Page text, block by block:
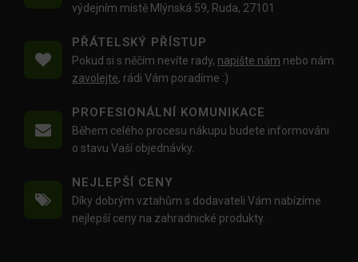
výdejním místě Mlýnská 59, Ruda, 27101
PŘÁTELSKÝ PŘÍSTUP
Pokud si s něčím nevíte rady, napište nám nebo nám
zavolejte, rádi Vám poradíme :)
PROFESIONÁLNÍ KOMUNIKACE
Během celého procesu nákupu budete informováni
o stavu Vaší objednávky.
NEJLEPŠÍ CENY
Díky dobrým vztahům s dodavateli Vám nabízíme
nejlepší ceny na zahradnické produkty.